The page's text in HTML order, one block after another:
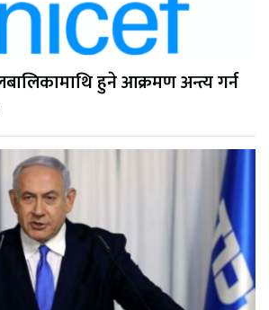
हुने आक्रमण अन्त्य गर्न